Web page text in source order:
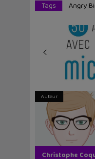
Tags Angry
Auteur
Christophe